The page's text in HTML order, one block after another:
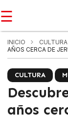
☰
INICIO CULTURA
AÑOS CERCA DE
CULTURA
años